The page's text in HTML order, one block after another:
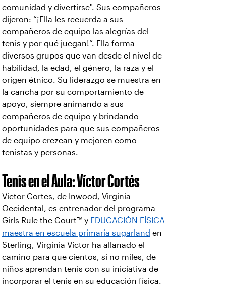
comunidad y divertirse". Sus compañeros
dijeron: “¡Ella les recuerda a sus
compañeros de equipo las alegrías del
tenis y por qué juegan!”. Ella forma
diversos grupos que van desde el nivel de
habilidad, la edad, el género, la raza y el
origen étnico. Su liderazgo se muestra en
la cancha por su comportamiento de
apoyo, siempre animando a sus
compañeros de equipo y brindando
oportunidades para que sus compañeros
de equipo crezcan y mejoren como
tenistas y personas.
Tenis en el Aula: Víctor Cortés
Victor Cortes, de Inwood, Virginia
Occidental, es entrenador del programa
Girls Rule the Court™ y EDUCACIÓN FÍSICA
maestra en escuela primaria sugarland en
Sterling, Virginia Víctor ha allanado el
camino para que cientos, si no miles, de
niños aprendan tenis con su iniciativa de
incorporar el tenis en su educación física.